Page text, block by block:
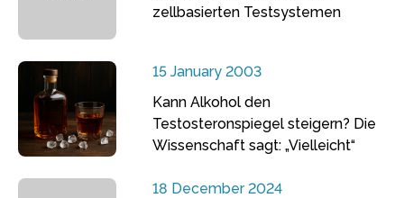
zellbasierten Testsystemen
15 January 2003
Kann Alkohol den
Testosteronspiegel steigern? Die
Wissenschaft sagt: „Vielleicht“
18 December 2024